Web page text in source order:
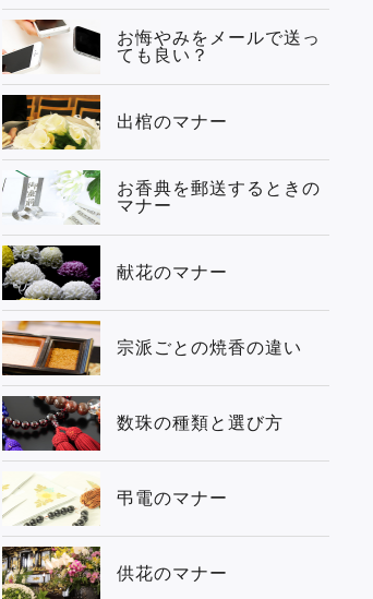
お悔やみをメールで送っ
ても良い？
出棺のマナー
お香典を郵送するときの
マナー
献花のマナー
宗派ごとの焼香の違い
数珠の種類と選び方
弔電のマナー
供花のマナー